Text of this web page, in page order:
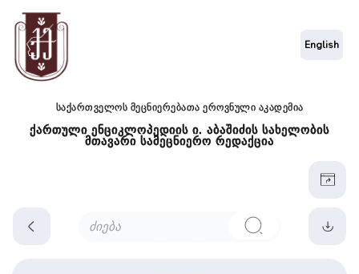
საქართველოს მეცნიერებათა ეროვნული აკადემია
ქართული ენციკლოპედიის ი. აბაშიძის სახელობის
მთავარი სამეცნიერო რედაქცია
English